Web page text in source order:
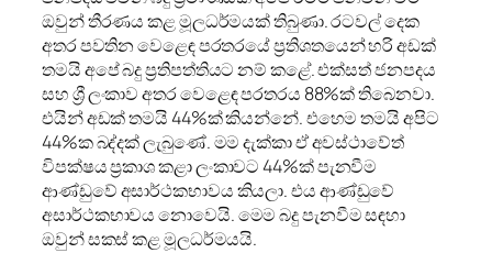
ඔවුන් තීරණය කළ මූලධර්මයක් තිබුණා. රටවල් දෙක
අතර පවතින වෙළෙඳ පරතරයේ ප්‍රතිශතයෙන් හරි අඩක්
තමයි අපේ බදු ප්‍රතිපත්තියට නම් කළේ. එක්සත් ජනපදය
සහ ශ්‍රී ලංකාව අතර වෙළෙඳ පරතරය 88%ක් තිබෙනවා.
එයින් අඩක් තමයි 44%ක් කියන්නේ. එහෙම තමයි අපිට
44%ක බද්දක් ලැබුණේ. මම දැක්කා ඒ අවස්ථාවේත්
විපක්ෂය ප්‍රකාශ කළා ලංකාවට 44%ක් පැනවීම
ආණ්ඩුවේ අසාර්ථකභාවය කියලා. එය ආණ්ඩුවේ
අසාර්ථකභාවය නොවෙයි. මෙම බදු පැනවීම සඳහා
ඔවුන් සකස් කළ මූලධර්මයයි.